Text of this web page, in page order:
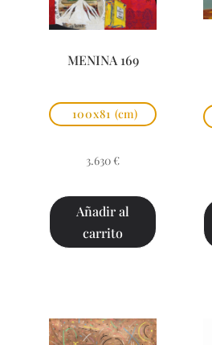
MENINA 169
100x81 (cm)
3.630 €
Añadir al
carrito